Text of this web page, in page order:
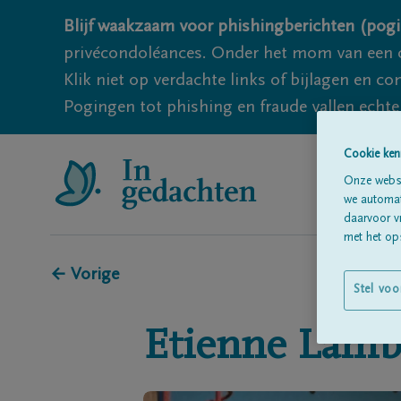
Blijf waakzaam voor phishingberichten
privécondoléances. Onder het mom van
Klik niet op verdachte links of bijlagen en
Pogingen tot phishing en fraude vallen
← Vorige
Etienne
Cookie
Onze
we
daarvoor
met het
Stel